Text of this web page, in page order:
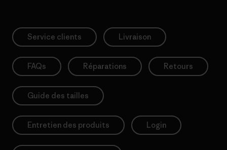
Service clients Livraison
FAQs Réparations Retours
Guide des tailles
Entretien des produits Login